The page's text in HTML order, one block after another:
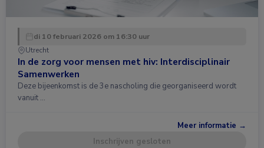
di 10 februari 2026 om 16:30 uur
Utrecht
In de zorg voor mensen met hiv: Interdisciplinair
Samenwerken
Deze bijeenkomst is de 3e nascholing die georganiseerd wordt
vanuit …
Meer informatie →
Inschrijven gesloten